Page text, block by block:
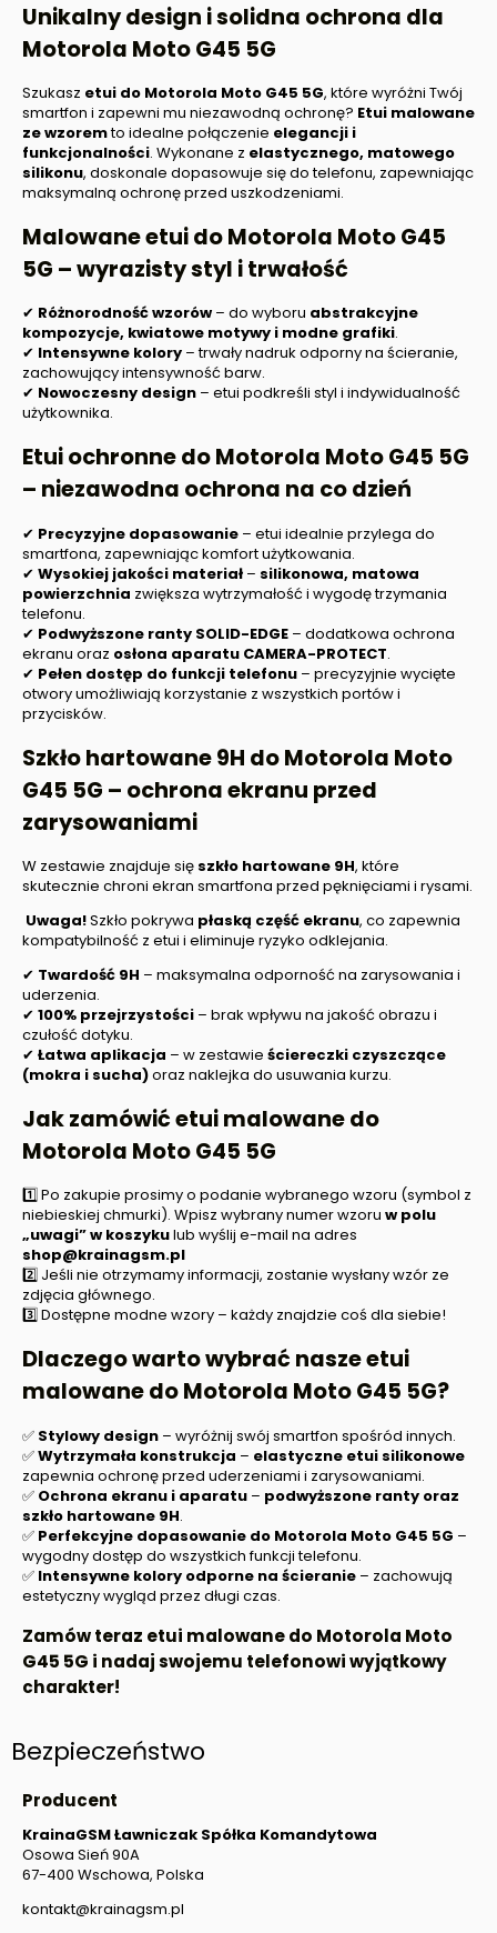
Unikalny design i solidna ochrona dla
Motorola Moto G45 5G
Szukasz etui do Motorola Moto G45 5G, które wyróżni Twój
smartfon i zapewni mu niezawodną ochronę? Etui malowane
ze wzoremto idealne połączenie elegancji i
funkcjonalności. Wykonane z elastycznego, matowego
silikonu, doskonale dopasowuje się do telefonu, zapewniając
maksymalną ochronę przed uszkodzeniami.
Malowane etui doMotorola Moto G45
5G – wyrazisty styl i trwałość
✔ Różnorodność wzorów – do wyboru abstrakcyjne
kompozycje, kwiatowe motywy i modne grafiki.
✔ Intensywne kolory – trwały nadruk odporny na ścieranie,
zachowujący intensywność barw.
✔ Nowoczesny design – etui podkreśli styl i indywidualność
użytkownika.
Etui ochronne doMotorola Moto G45 5G
– niezawodna ochrona na co dzień
✔ Precyzyjne dopasowanie – etui idealnie przylega do
smartfona, zapewniając komfort użytkowania.
✔ Wysokiej jakości materiał – silikonowa, matowa
powierzchnia zwiększa wytrzymałość i wygodę trzymania
telefonu.
✔ Podwyższone ranty SOLID-EDGE – dodatkowa ochrona
ekranu oraz osłona aparatu CAMERA-PROTECT.
✔ Pełen dostęp do funkcji telefonu – precyzyjnie wycięte
otwory umożliwiają korzystanie z wszystkich portów i
przycisków.
Szkło hartowane 9H doMotorola Moto
G45 5G – ochrona ekranu przed
zarysowaniami
W zestawie znajduje się szkło hartowane 9H, które
skutecznie chroni ekran smartfona przed pęknięciami i rysami.
Uwaga!Szkło pokrywa płaską część ekranu, co zapewnia
kompatybilność z etui i eliminuje ryzyko odklejania.
✔ Twardość 9H – maksymalna odporność na zarysowania i
uderzenia.
✔ 100% przejrzystości – brak wpływu na jakość obrazu i
czułość dotyku.
✔ Łatwa aplikacja – w zestawie ściereczki czyszczące
(mokra i sucha)oraz naklejka do usuwania kurzu.
Jak zamówić etui malowane do
Motorola Moto G45 5G
1️⃣ Po zakupie prosimy o podanie wybranego wzoru (symbol z
niebieskiej chmurki). Wpisz wybrany numer wzoru w polu
„uwagi” w koszykulub wyślij e-mail na adres
shop@krainagsm.pl
2️⃣ Jeśli nie otrzymamy informacji, zostanie wysłany wzór ze
zdjęcia głównego.
3️⃣ Dostępne modne wzory – każdy znajdzie coś dla siebie!
Dlaczego warto wybrać nasze etui
malowane doMotorola Moto G45 5G?
✅ Stylowy design – wyróżnij swój smartfon spośród innych.
✅Wytrzymała konstrukcja – elastyczne etui silikonowe
zapewnia ochronę przed uderzeniami i zarysowaniami.
✅ Ochrona ekranu i aparatu – podwyższone ranty oraz
szkło hartowane 9H.
✅ Perfekcyjne dopasowanie do Motorola Moto G45 5G –
wygodny dostęp do wszystkich funkcji telefonu.
✅ Intensywne kolory odporne na ścieranie – zachowują
estetyczny wygląd przez długi czas.
Zamów teraz etui malowane do Motorola Moto
G45 5G i nadaj swojemu telefonowi wyjątkowy
charakter!
Bezpieczeństwo
Producent
KrainaGSM Ławniczak Spółka Komandytowa
Osowa Sień 90A
67-400 Wschowa, Polska
kontakt@krainagsm.pl